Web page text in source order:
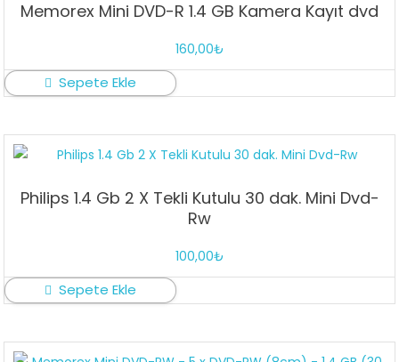
Memorex Mini DVD-R 1.4 GB Kamera Kayıt dvd
160,00₺
Sepete Ekle
Philips 1.4 Gb 2 X Tekli Kutulu 30 dak. Mini Dvd-
Rw
100,00₺
Sepete Ekle